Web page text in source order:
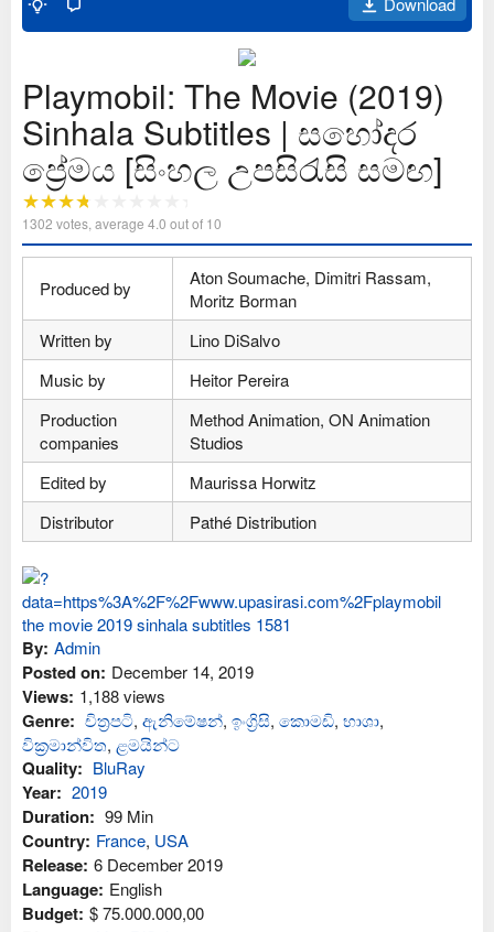
Playmobil: The Movie (2019)
Sinhala Subtitles | සහෝදර
ප්‍රේමය [සිංහල උපසිරැසි සමඟ]
1302 votes, average 4.0 out of 10
Produced by
Aton Soumache, Dimitri Rassam,
Moritz Borman
Written by
Lino DiSalvo
Music by
Heitor Pereira
Production
companies
Method Animation, ON Animation
Studios
Edited by
Maurissa Horwitz
Distributor
Pathé Distribution
By: Admin
Posted on: December 14, 2019
Views: 1,188 views
Genre: චිත්‍රපටි, ඇනිමේෂන්, ඉංග්‍රිසි, කොමඩි, භාශා,
වික්‍රමාන්විත, ළමයින්ට
Quality: BluRay
Year: 2019
Duration: 99 Min
Country: France, USA
Release: 6 December 2019
Language: English
Budget: $ 75.000.000,00